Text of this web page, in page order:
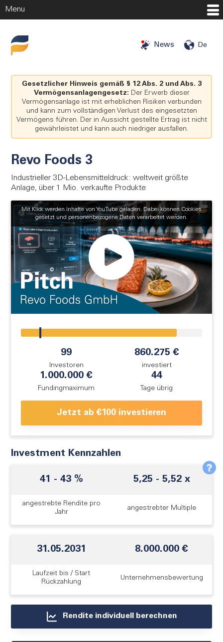
Menu
Investitionschancen
Investoren
Angels
Über uns
Blog
Karriere
FAQ
Login
Registrieren
De
News
Gesetzlicher Hinweis gemäß § 12 Abs. 2 und Abs. 3
Vermögensanlagengesetz:Der Erwerb dieser
Vermögensanlage ist mit erheblichen Risiken verbunden
und kann zum vollständigen Verlust des eingesetzten
Vermögens führen. Der in Aussicht gestellte Ertrag ist nicht
gewährleistet und kann auch niedriger ausfallen.
Revo Foods 3
Industrieller 3D-Lebensmitteldruck: weltweit größte
Anlage, über 1 Mio. verkaufte Produkte
Mit Klick werden Inhalte von YouTube geladen. Dabei können Cookies
gesetzt und personenbezogene Daten verarbeitet werden.
99
Investoren
860.275 €
investiert
1.000.000 €
Fundingmaximum
44
Tage übrig
Jetzt ab €100 investieren
Investment Kennzahlen
41 - 43%
angestrebte Rendite pro
Jahr
5,25 - 5,52x
angestrebter Multiple
31.05.2031
Laufzeit bis / Start
Rückzahlung
8.000.000 €
Unternehmens­bewertung
Rendite individuell berechnen